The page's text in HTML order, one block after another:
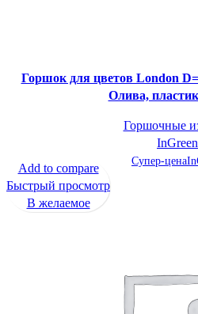
Горшок для цветов London
Олива,
Горшочные
InGreen
Супер-цена
Add to compare
Быстрый просмотр
В желаемое